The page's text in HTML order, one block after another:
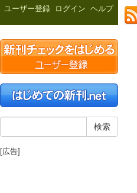
ユーザー登録 ログイン ヘルプ
[広告]